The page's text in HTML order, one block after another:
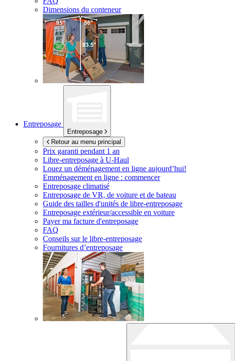
Dimensions du conteneur
Entreposage
Entreposage
Retour au menu principal
Prix garanti pendant 1 an
Libre-entreposage à U-Haul
Louez un déménagement en ligne aujourd’hui!
Emménagement en ligne : commencer
Entreposage climatisé
Entreposage de VR, de voiture et de bateau
Guide des tailles d'unités de libre-entreposage
Entreposage extérieur/accessible en voiture
Payer ma facture d'entreposage
FAQ
Conseils sur le libre-entreposage
Fournitures d’entreposage